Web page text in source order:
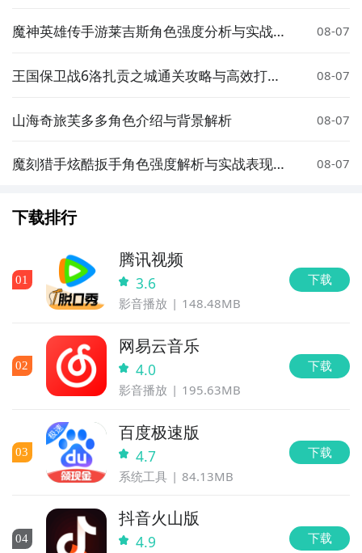
魔神英雄传手游莱吉斯角色强度分析与实战搭
08-07
王国保卫战6洛扎贡之城通关攻略与高效打法
08-07
山海奇旅芙多多角色介绍与背景解析 08-07
魔刻猎手炫酷扳手角色强度解析与实战表现评
08-07
下载排行
01
腾讯视频
3.6
影音播放 148.48MB
下载
02
网易云音乐
4.0
影音播放 195.63MB
下载
03
百度极速版
4.7
系统工具 84.13MB
下载
04
抖音火山版
4.9 下载